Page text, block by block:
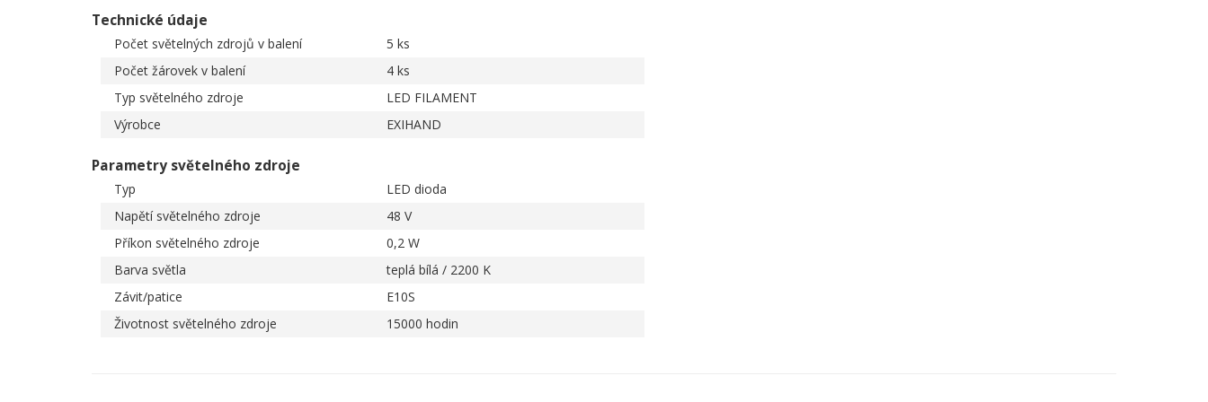
Technické údaje
Počet světelných zdrojů v balení
5 ks
Počet žárovek v balení
4 ks
Typ světelného zdroje
LED FILAMENT
Výrobce
EXIHAND
Parametry světelného zdroje
Typ
LED dioda
Napětí světelného zdroje
48 V
Příkon světelného zdroje
0,2 W
Barva světla
teplá bílá / 2200 K
Závit/patice
E10S
Životnost světelného zdroje
15000 hodin